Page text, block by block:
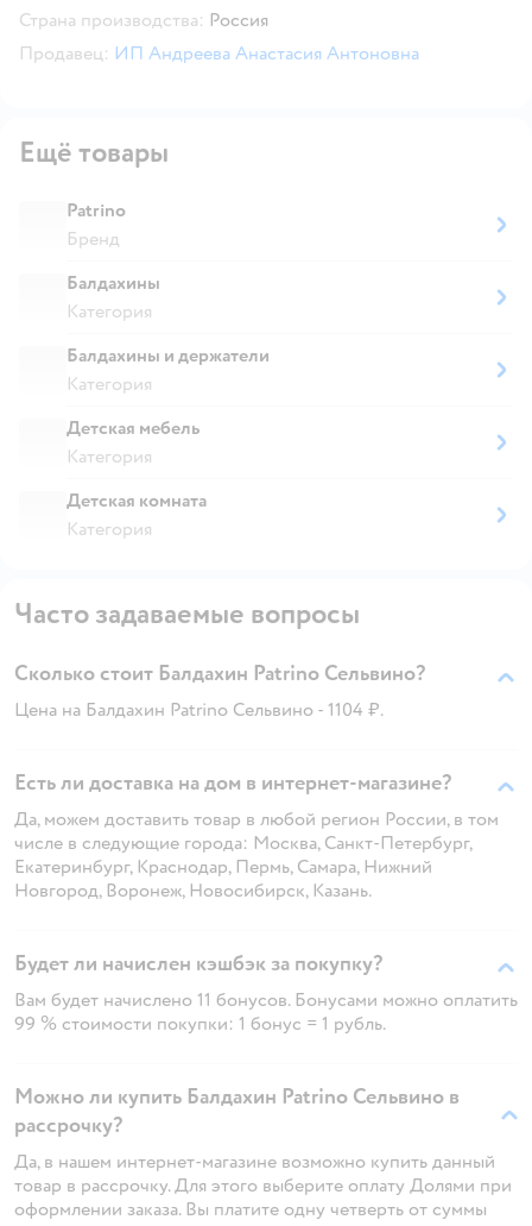
Страна производства: Россия
Продавец: ИП Андреева Анастасия Антоновна
Ещё товары
Patrino
Бренд
Балдахины
Категория
Балдахины и держатели
Категория
Детская мебель
Категория
Детская комната
Категория
Часто задаваемые вопросы
Сколько стоит Балдахин Patrino Сельвино?
Цена на Балдахин Patrino Сельвино - 1104 ₽.
Есть ли доставка на дом в интернет-магазине?
Да, можем доставить товар в любой регион России, в том
числе в следующие города: Москва, Санкт-Петербург,
Екатеринбург, Краснодар, Пермь, Самара, Нижний
Новгород, Воронеж, Новосибирск, Казань.
Будет ли начислен кэшбэк за покупку?
Вам будет начислено 11 бонусов. Бонусами можно оплатить
99 % стоимости покупки: 1 бонус = 1 рубль.
Можно ли купить Балдахин Patrino Сельвино в
рассрочку?
Да, в нашем интернет-магазине возможно купить данный
товар в рассрочку. Для этого выберите оплату Долями при
оформлении заказа. Вы платите одну четверть от суммы